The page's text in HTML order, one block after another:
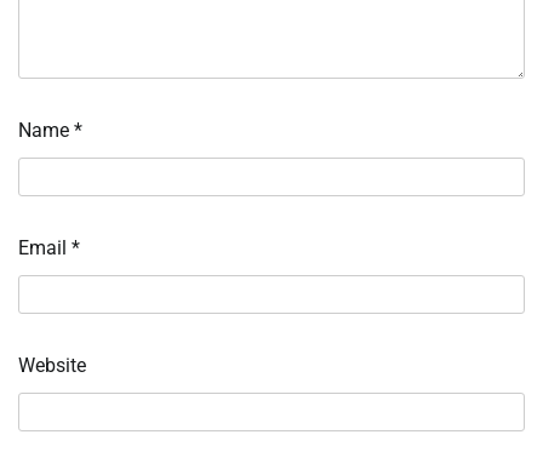
Name *
Email *
Website